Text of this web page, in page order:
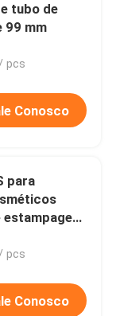
tubo de
99 mm
pcs
Conosco
para
estampagem
pcs
Conosco